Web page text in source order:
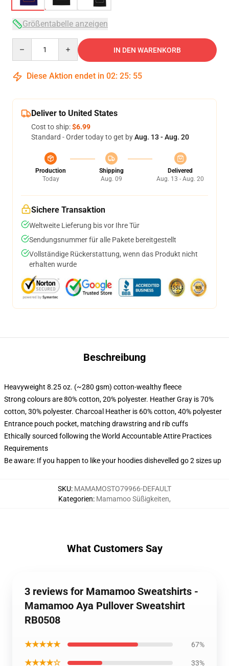
Größentabelle anzeigen
IN DEN WARENKORB
Diese Aktion endet in 02: 25: 54
Deliver to United States
Cost to ship:$6.99
Standard - Order today to get byAug. 13 - Aug. 20
Production
Today
Shipping
Aug. 09
Delivered
Aug. 13 - Aug. 20
Sichere Transaktion
Weltweite Lieferung bis vor Ihre Tür
Sendungsnummer für alle Pakete bereitgestellt
Vollständige Rückerstattung, wenn das Produkt nicht
erhalten wurde
Beschreibung
Heavyweight 8.25 oz. (~280 gsm) cotton-wealthy fleece
Strong colours are 80% cotton, 20% polyester. Heather Gray is 70%
cotton, 30% polyester. Charcoal Heather is 60% cotton, 40% polyester
Entrance pouch pocket, matching drawstring and rib cuffs
Ethically sourced following the World Accountable Attire Practices
Requirements
Be aware: If you happen to like your hoodies dishevelled go 2 sizes up
SKU: MAMAMOSTO79966-DEFAULT
Kategorien: Mamamoo Süßigkeiten,
What Customers Say
3 reviews for Mamamoo Sweatshirts -
Mamamoo Aya Pullover Sweatshirt
RB0508
★★★★★ 67%
★★★★☆ 33%